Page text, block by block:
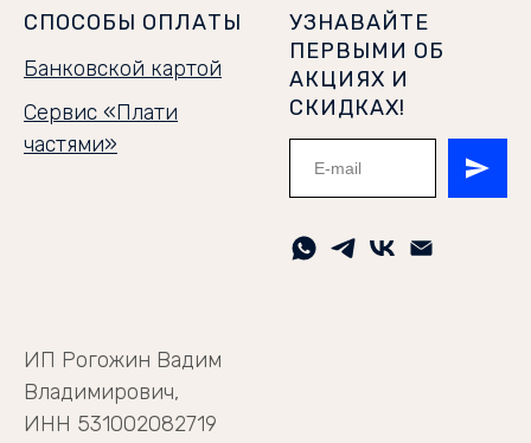
СПОСОБЫ ОПЛАТЫ
Банковской картой
Сервис «Плати
частями»
УЗНАВАЙТЕ
ПЕРВЫМИ ОБ
АКЦИЯХ И
СКИДКАХ!
ИП Рогожин Вадим
Владимирович,
ИНН 531002082719